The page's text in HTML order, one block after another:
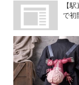
【
で初